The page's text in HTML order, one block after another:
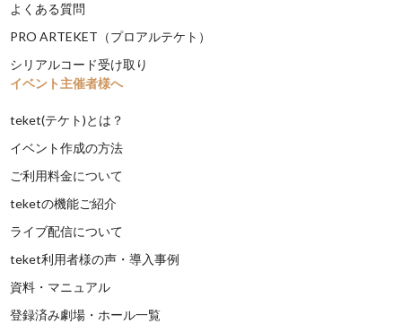
よくある質問
PRO ARTEKET（プロアルテケト）
シリアルコード受け取り
イベント主催者様へ
teket(テケト)とは？
イベント作成の方法
ご利用料金について
teketの機能ご紹介
ライブ配信について
teket利用者様の声・導入事例
資料・マニュアル
登録済み劇場・ホール一覧